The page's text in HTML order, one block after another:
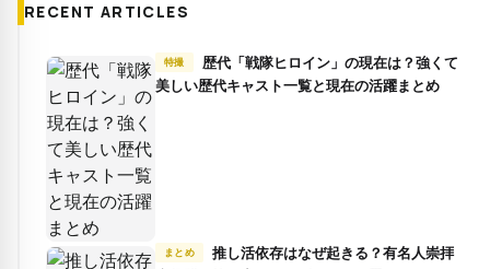
RECENT ARTICLES
特撮
美しい歴代キャスト一覧と現在の活躍まとめ
まとめ
推し活依存はなぜ起きる？有名人崇拝